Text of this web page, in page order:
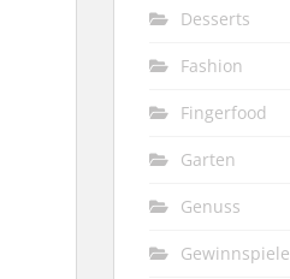
Desserts
Fashion
Fingerfood
Garten
Genuss
Gewinnspiele